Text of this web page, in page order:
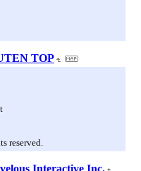
TOP
reserved.
Interactive Inc.